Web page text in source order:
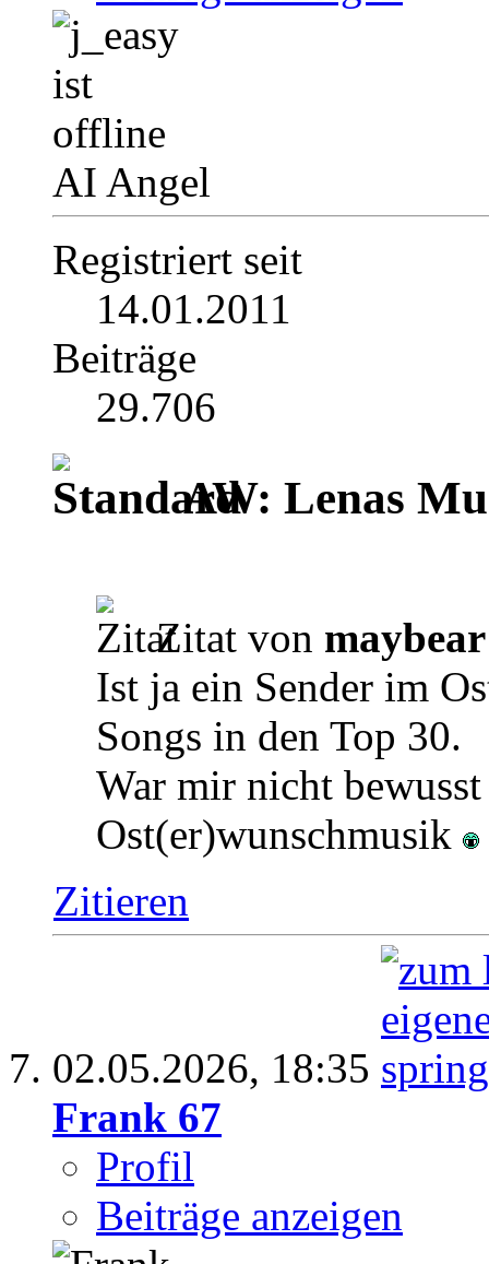
AI Angel
Registriert seit
14.01.2011
Beiträge
29.706
AW: Lenas
Zitat von maybear
Ist ja ein Sender im
Songs in den Top 30.
War mir nicht
Ost(er)wunschmusik
Zitieren
02.05.2026, 18:35
Frank 67
Profil
Beiträge anzeigen